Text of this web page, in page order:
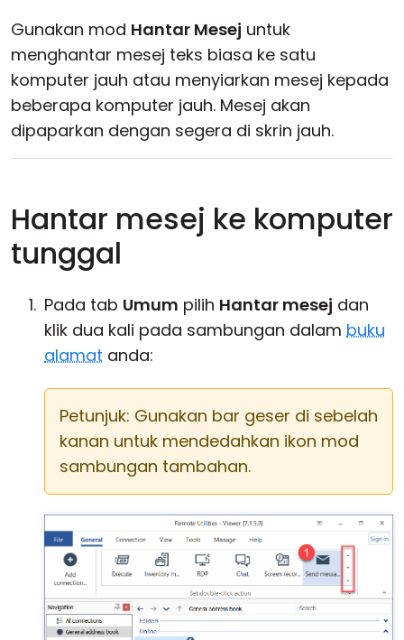
Gunakan mod Hantar Mesej untuk
menghantar mesej teks biasa ke satu
komputer jauh atau menyiarkan mesej kepada
beberapa komputer jauh. Mesej akan
dipaparkan dengan segera di skrin jauh.
Hantar mesej ke komputer
tunggal
Pada tab Umum pilih Hantar mesej dan
klik dua kali pada sambungan dalam buku
alamat anda:
Petunjuk: Gunakan bar geser di sebelah
kanan untuk mendedahkan ikon mod
sambungan tambahan.
Awan & Di Dalam Premis